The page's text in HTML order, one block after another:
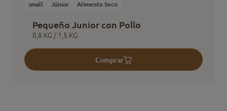
small Júnior Alimento Seco
Pequeño Junior con Pollo
0,8 KG / 1,5 KG
Comprar